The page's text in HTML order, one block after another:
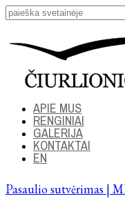
APIE MUS
RENGINIAI
GALERIJA
KONTAKTAI
EN
Pasaulio sutvėrimas |